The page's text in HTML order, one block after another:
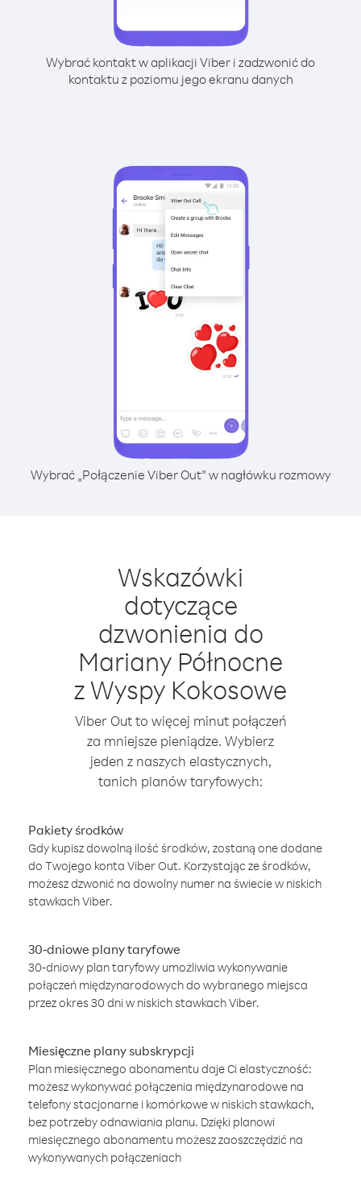
Wybrać kontakt w aplikacji Viber i zadzwonić do
kontaktu z poziomu jego ekranu danych
Wybrać „Połączenie Viber Out” w nagłówku rozmowy
Wskazówki
dotyczące
dzwonienia do
Mariany Północne
z Wyspy Kokosowe
Viber Out to więcej minut połączeń
za mniejsze pieniądze. Wybierz
jeden z naszych elastycznych,
tanich planów taryfowych:
Pakiety środków
Gdy kupisz dowolną ilość środków, zostaną one dodane
do Twojego konta Viber Out. Korzystając ze środków,
możesz dzwonić na dowolny numer na świecie w niskich
stawkach Viber.
30-dniowe plany taryfowe
30-dniowy plan taryfowy umożliwia wykonywanie
połączeń międzynarodowych do wybranego miejsca
przez okres 30 dni w niskich stawkach Viber.
Miesięczne plany subskrypcji
Plan miesięcznego abonamentu daje Ci elastyczność:
możesz wykonywać połączenia międzynarodowe na
telefony stacjonarne i komórkowe w niskich stawkach,
bez potrzeby odnawiania planu. Dzięki planowi
miesięcznego abonamentu możesz zaoszczędzić na
wykonywanych połączeniach